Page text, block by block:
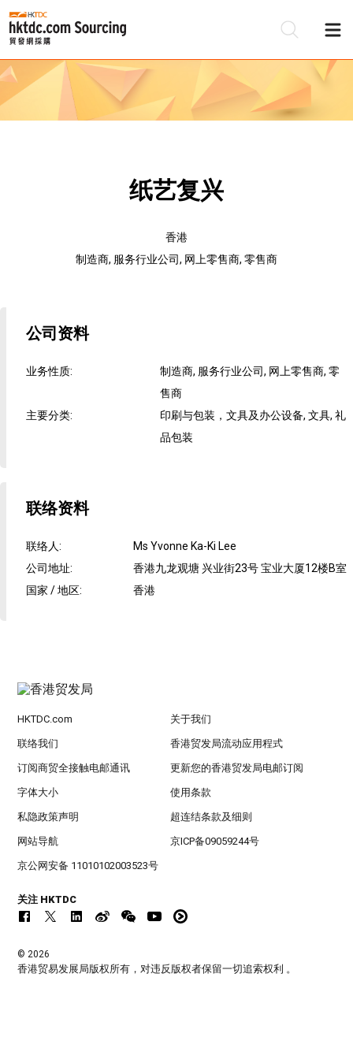
纸艺复兴
香港
制造商, 服务行业公司, 网上零售商, 零售商
公司资料
业务性质:
制造商, 服务行业公司, 网上零售商, 零
售商
主要分类:
印刷与包装，文具及办公设备, 文具, 礼
品包装
联络资料
联络人:
Ms Yvonne Ka-Ki Lee
公司地址:
香港九龙观塘 兴业街23号 宝业大厦12楼B室
国家 / 地区: 香港
HKTDC.com 关于我们
联络我们 香港贸发局流动应用程式
订阅商贸全接触电邮通讯 更新您的香港贸发局电邮订阅
字体大小 使用条款
私隐政策声明 超连结条款及细则
网站导航 京ICP备09059244号
京公网安备 11010102003523号
关注 HKTDC
© 2026
香港贸易发展局版权所有，对违反版权者保留一切追索权利 。